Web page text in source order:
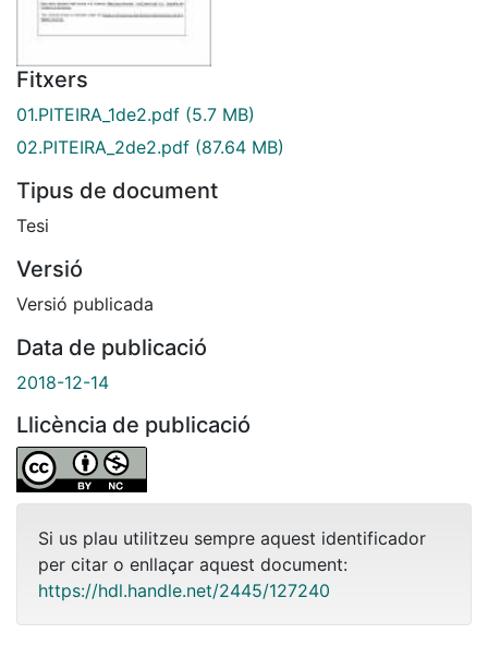
Fitxers
01.PITEIRA_1de2.pdf (5.7 MB)
02.PITEIRA_2de2.pdf (87.64 MB)
Tipus de document
Tesi
Versió
Versió publicada
Data de publicació
2018-12-14
Llicència de publicació
Si us plau utilitzeu sempre aquest identificador
per citar o enllaçar aquest document:
https://hdl.handle.net/2445/127240